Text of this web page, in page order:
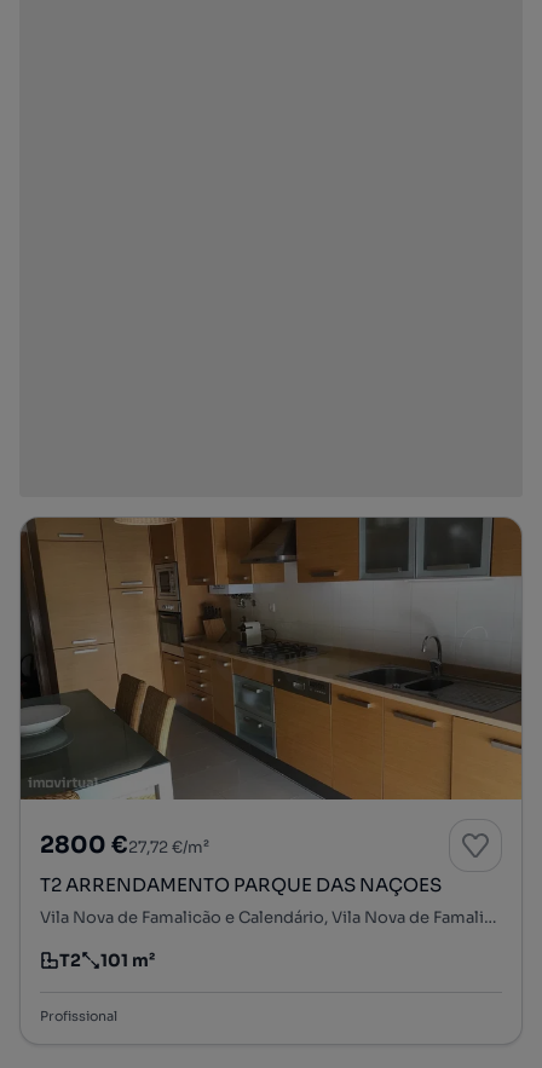
2800 €27,72 €/m²
T2 ARRENDAMENTO PARQUE DAS NAÇOES
Vila Nova de Famalicão e Calendário, Vila Nova de Famalicão, Braga
Tipologia
T2
Preço por metro quadrado
101 m²
Profissional